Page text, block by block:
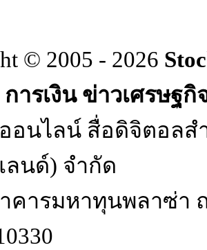
© 2005 - 2026
ารเงิน ข่าวเศรษฐกิ
อนไลน์ สื่อดิจิตอล
ลนด์) จำกัด
าคารมหาทุนพลาซ่